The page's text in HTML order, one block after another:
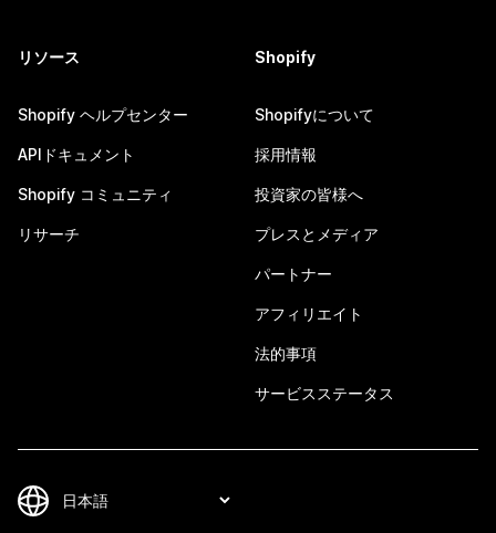
リソース
Shopify ヘルプセンター
APIドキュメント
Shopify コミュニティ
リサーチ
Shopify
Shopifyについて
採用情報
投資家の皆様へ
プレスとメディア
パートナー
アフィリエイト
法的事項
サービスステータス